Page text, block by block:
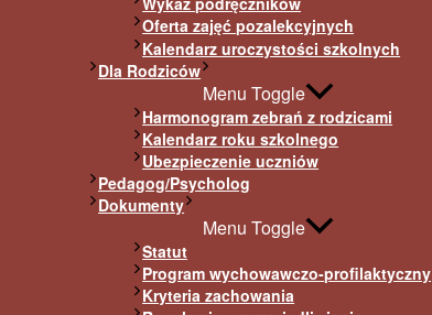
Oferta zajęć pozalekcyjnych
Kalendarz uroczystości szkolnych
Dla Rodziców
Menu Toggle
Harmonogram zebrań z rodzicami
Kalendarz roku szkolnego
Ubezpieczenie uczniów
Pedagog/Psycholog
Dokumenty
Menu Toggle
Statut
Program wychowawczo-profilaktyczny
Kryteria zachowania